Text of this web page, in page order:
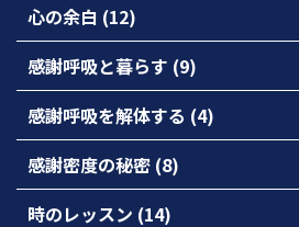
心の余白 (12)
感謝呼吸と暮らす (9)
感謝呼吸を解体する (4)
感謝密度の秘密 (8)
時のレッスン (14)